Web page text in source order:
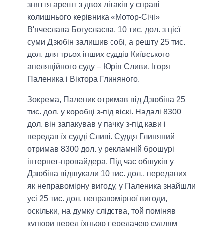
зняття арешт з двох літаків у справі
колишнього керівника «Мотор-Січі»
В'ячеслава Богуслаєва. 10 тис. дол. з цієї
суми Дзюбін залишив собі, а решту 25 тис.
дол. для трьох інших суддів Київського
апеляційного суду – Юрія Сливи, Ігоря
Паленика і Віктора Глиняного.
Зокрема, Паленик отримав від Дзюбіна 25
тис. дол. у коробці з-під віскі. Надалі 8300
дол. він запакував у пачку з-під кави і
передав їх судді Сливі. Суддя Глиняний
отримав 8300 дол. у рекламній брошурі
інтернет-провайдера. Під час обшуків у
Дзюбіна відшукали 10 тис. дол., переданих
як неправомірну вигоду, у Паленика знайшли
усі 25 тис. дол. неправомірної вигоди,
оскільки, на думку слідства, той поміняв
купюри перед їхньою передачею суддям